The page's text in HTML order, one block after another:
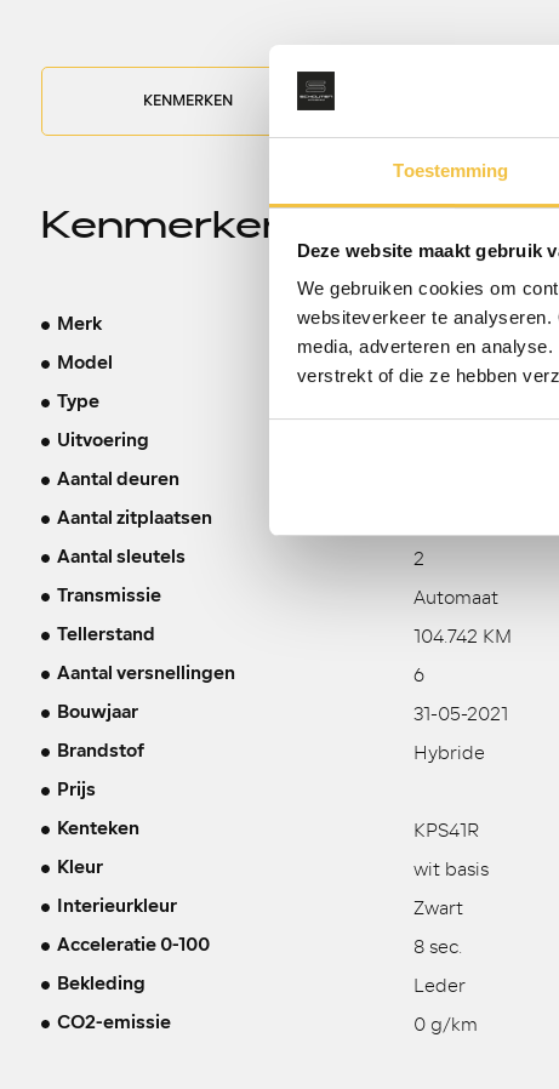
Toestemming
Deze website maakt gebruik
We gebruiken cookies om
websiteverkeer te
media, adverteren en
verstrekt of die ze hebben
KENMERKEN
Kenmerken
Merk Hyundai
Model Tucson
Type
Uitvoering
Aantal deuren
Aantal zitplaatsen
Aantal sleutels 2
Transmissie Automaat
Tellerstand 104.742 KM
Aantal versnellingen 6
Bouwjaar 31-05-2021
Brandstof Hybride
Prijs
Kenteken KPS41R
Kleur wit basis
Interieurkleur Zwart
Acceleratie 0-100 8 sec.
Bekleding Leder
CO2-emissie 0 g/km